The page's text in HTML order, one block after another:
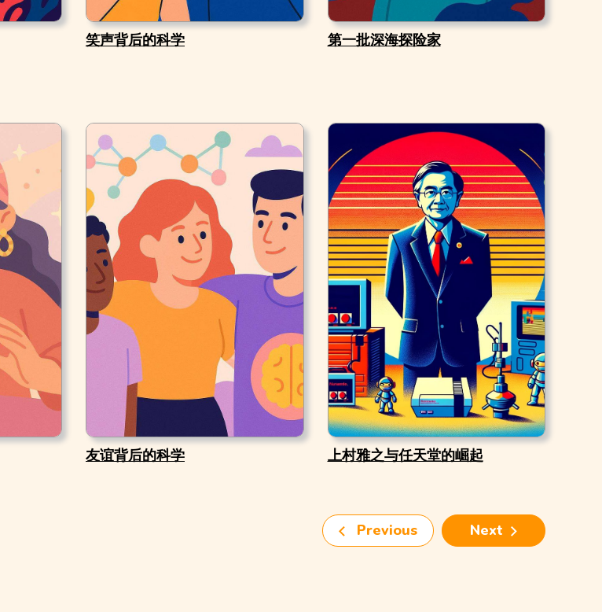
笑声背后的科学 第一批深海探险家
友谊背后的科学 上村雅之与任天堂的崛起
Next
Previous